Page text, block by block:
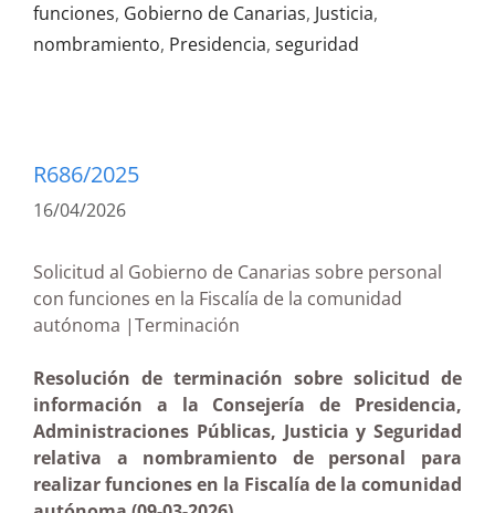
funciones, Gobierno de Canarias, Justicia,
nombramiento, Presidencia, seguridad
R686/2025
16/04/2026
Solicitud al Gobierno de Canarias sobre personal
con funciones en la Fiscalía de la comunidad
autónoma |Terminación
Resolución de terminación sobre solicitud de
información a la Consejería de Presidencia,
Administraciones Públicas, Justicia y Seguridad
relativa a nombramiento de personal para
realizar funciones en la Fiscalía de la comunidad